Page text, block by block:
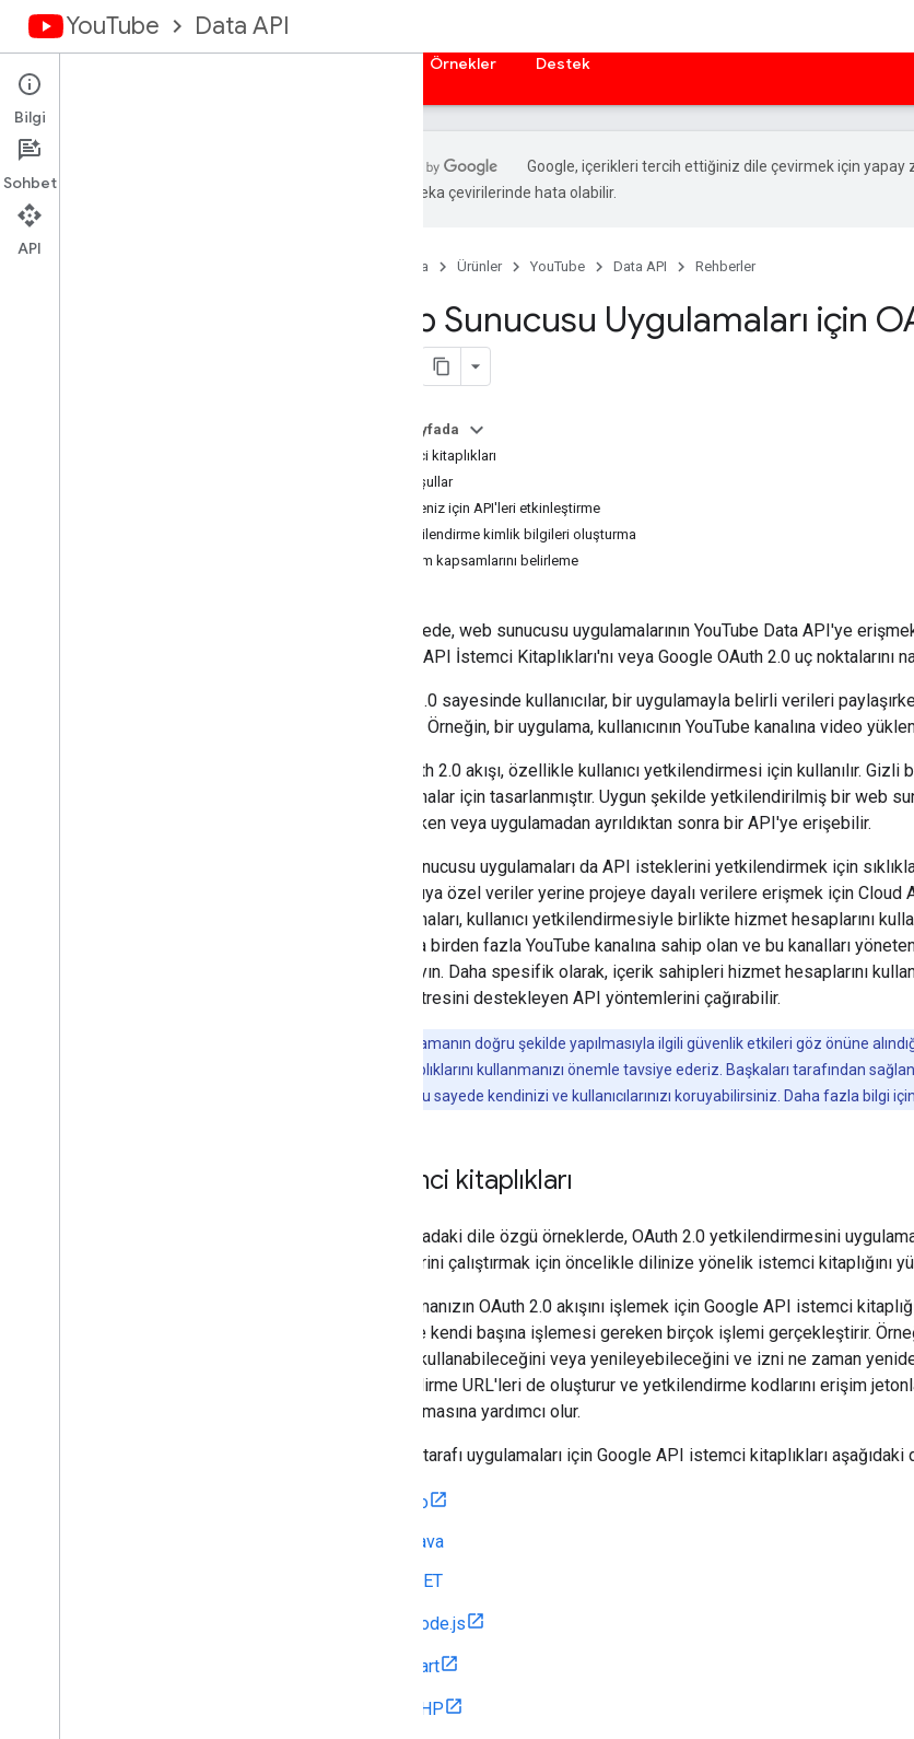
YouTube Data API
Örnekler Destek
Genel bakış
İstemci Kitaplıkları
Google, içerikleri tercih ettiğiniz dile çevirmek için yapay
Yapay zeka çevirilerinde hata olabilir.
Ana Sayfa Ürünler YouTube Data API Rehberler
Web Sunucusu Uygulamaları için
Bu sayfada
İstemci kitaplıkları
Ön koşullar
Projeniz için API'leri etkinleştirme
Yetkilendirme kimlik bilgileri oluşturma
Erişim kapsamlarını belirleme
Bu belgede, web sunucusu uygulamalarının YouTube Data API'ye
Google API İstemci Kitaplıkları'nı veya Google OAuth 2.0 uç noktalarını
OAuth 2.0 sayesinde kullanıcılar, bir uygulamayla belirli verileri
tutabilir. Örneğin, bir uygulama, kullanıcının YouTube kanalına video
Bu OAuth 2.0 akışı, özellikle kullanıcı yetkilendirmesi için kullanılır.
uygulamalar için tasarlanmıştır. Uygun şekilde yetkilendirilmiş bir web
bulunurken veya uygulamadan ayrıldıktan sonra bir API'ye erişebilir.
Web sunucusu uygulamaları da API isteklerini yetkilendirmek için
kullanıcıya özel veriler yerine projeye dayalı verilere erişmek için
uygulamaları, kullanıcı yetkilendirmesiyle birlikte hizmet hesaplarını
yalnızca birden fazla YouTube kanalına sahip olan ve bu kanalları
unutmayın. Daha spesifik olarak, içerik sahipleri hizmet hesaplarını
parametresini destekleyen API yöntemlerini çağırabilir.
Uygulamanın doğru şekilde yapılmasıyla ilgili güvenlik etkileri göz önüne
OAuth 2.0 kitaplıklarını kullanmanızı önemle tavsiye ederiz. Başkaları tarafından
uygulamadır. Bu sayede kendinizi ve kullanıcılarınızı koruyabilirsiniz. Daha fazla bilgi için
İstemci kitaplıkları
Bu sayfadaki dile özgü örneklerde, OAuth 2.0 yetkilendirmesini
örneklerini çalıştırmak için öncelikle dilinize yönelik istemci kitaplığını
Uygulamanızın OAuth 2.0 akışını işlemek için Google API istemci
takdirde kendi başına işlemesi gereken birçok işlemi gerçekleştirir.
zaman kullanabileceğini veya yenileyebileceğini ve izni ne zaman
yönlendirme URL'leri de oluşturur ve yetkilendirme kodlarını erişim
uygulanmasına yardımcı olur.
Sunucu tarafı uygulamaları için Google API istemci kitaplıkları
Go
Java
.NET
Node.js
Dart
PHP
Bilgi
Sohbet
API